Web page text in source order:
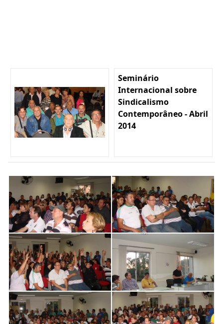
Seminário
Internacional sobre
Sindicalismo
Contemporâneo - Abril
2014